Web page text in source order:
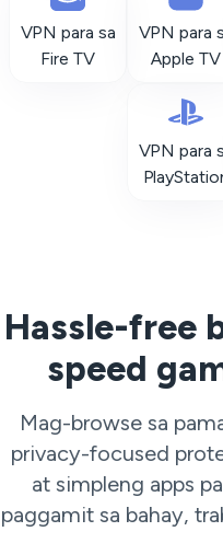
VPN para sa
Fire TV
VPN para
Apple TV
VPN para
Hassle-free
speed
Mag-browse sa
privacy-focused
at simpleng apps
paggamit sa bahay,